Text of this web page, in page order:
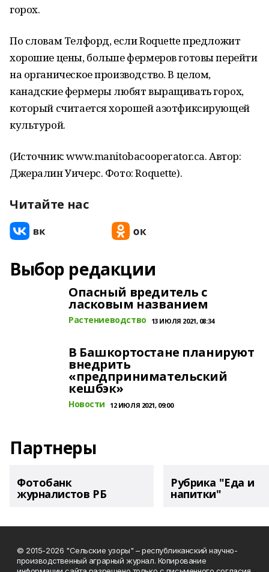
горох.
По словам Телфорд, если Roquette предложит
хорошие цены, больше фермеров готовы перейти
на органическое производство. В целом,
канадские фермеры любят выращивать горох,
который считается хорошей азотфиксирующей
культурой.
(Источник: www.manitobacooperator.ca. Автор:
Джералин Уичерс. Фото: Roquette).
Читайте нас
Выбор редакции
Опасный вредитель с
ласковым названием
Растениеводство 13 ИЮЛЯ 2021, 08:34
В Башкортостане планируют
внедрить
«предпринимательский
кешбэк»
Новости 12 ИЮЛЯ 2021, 09:00
Партнеры
Фотобанк
журналистов РБ
Рубрика "Еда и
напитки"
© 2015-2026 "Сельские узоры" – республиканский научно-
производственный аграрный журнал. Копирование